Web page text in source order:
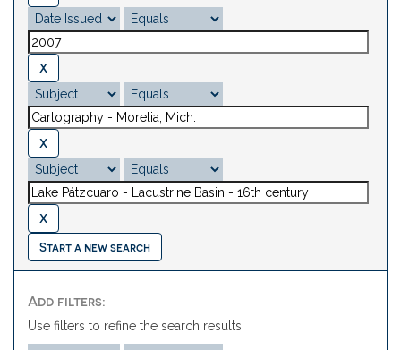
Start a new search
Add filters:
Use filters to refine the search results.